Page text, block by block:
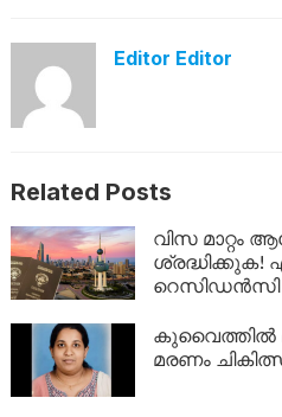
Editor Editor
Related Posts
വിസ മാറ്റം
ശ്രദ്ധിക്കുക!
റെസിഡൻസി
കുവൈത്തിൽ
മരണം